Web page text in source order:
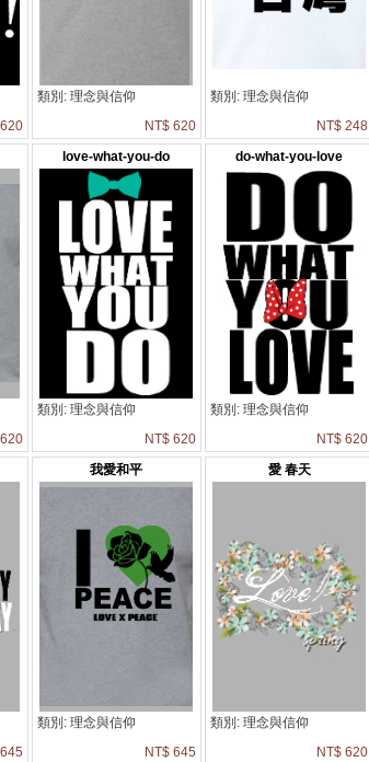
類別: 理念與信仰
NT$ 620
類別: 理念與信仰
NT$ 248
love-what-you-do
類別: 理念與信仰
NT$ 620
do-what-you-love
類別: 理念與信仰
NT$ 620
我愛和平
類別: 理念與信仰
NT$ 645
愛 春天
類別: 理念與信仰
NT$ 620